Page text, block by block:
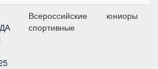
Всероссийские
спортивные
юниоры